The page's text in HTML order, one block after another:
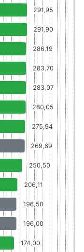
291,95
291,90
286,19
283,70
283,07
280,05
275,94
269,69
250,50
206,11
196,50
196,00
174,00